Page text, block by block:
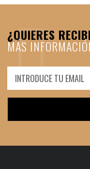
¿QUIERES
MÁS